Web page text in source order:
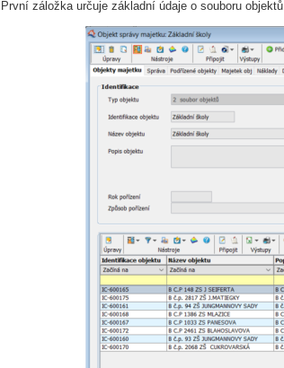
První záložka určuje základní údaje o souboru objektů.